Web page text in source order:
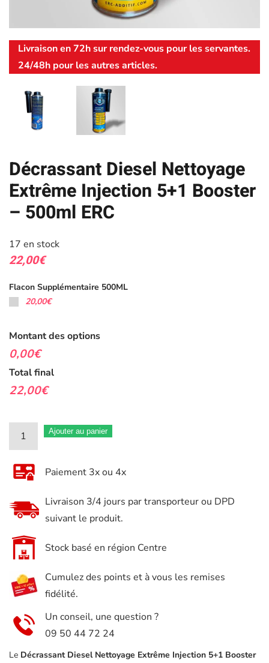
Livraison en 72h sur rendez-vous pour les servantes.
24/48h pour les autres articles.
Décrassant Diesel Nettoyage
Extrême Injection 5+1 Booster
– 500ml ERC
17 en stock
22,00€
Flacon Supplémentaire 500ML
20,00€
Montant des options
0,00€
Total final
22,00€
quantité
de
Décrassant
Diesel
Nettoyage
Extrême
5+1
–
500ml
ERC
Ajouter au panier
Paiement 3x ou 4x
Livraison 3/4 jours par transporteur ou DPD
suivant le produit.
Stock basé en région Centre
Cumulez des points et à vous les remises
fidélité.
Un conseil, une question ?
09 50 44 72 24
Le Décrassant Diesel Nettoyage Extrême Injection 5+1 Booster